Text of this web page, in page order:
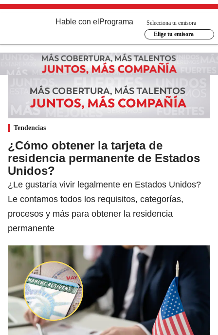
Hable con el Programa
Selecciona tu emisora
Elige tu emisora
Tendencias
¿Cómo obtener la tarjeta de
residencia permanente de Estados
Unidos?
¿Le gustaría vivir legalmente en Estados Unidos?
Le contamos todos los requisitos, categorías,
procesos y más para obtener la residencia
permanente